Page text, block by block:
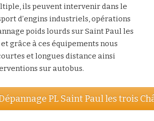
ils peuvent intervenir dans le
d’engins industriels, opérations
poids lourds sur Saint Paul les
grâce à ces équipements nous
et longues distance ainsi
sur autobus.
PL Saint Paul les trois